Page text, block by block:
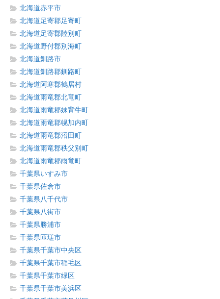
北海道赤平市
北海道足寄郡足寄町
北海道足寄郡陸別町
北海道野付郡別海町
北海道釧路市
北海道釧路郡釧路町
北海道阿寒郡鶴居村
北海道雨竜郡北竜町
北海道雨竜郡妹背牛町
北海道雨竜郡幌加内町
北海道雨竜郡沼田町
北海道雨竜郡秩父別町
北海道雨竜郡雨竜町
千葉県いすみ市
千葉県佐倉市
千葉県八千代市
千葉県八街市
千葉県勝浦市
千葉県匝瑳市
千葉県千葉市中央区
千葉県千葉市稲毛区
千葉県千葉市緑区
千葉県千葉市美浜区